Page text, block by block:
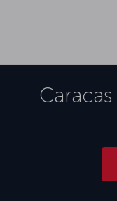
Caracas